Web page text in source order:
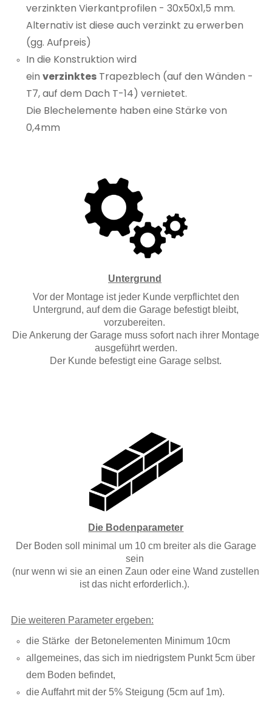
verzinkten Vierkantprofilen - 30x50x1,5 mm.
Alternativ ist diese auch verzinkt zu erwerben
(gg. Aufpreis)
In die Konstruktion wird
ein verzinktesTrapezblech (auf den Wänden -
T7, auf dem Dach T-14) vernietet.
Die Blechelemente haben eine Stärke von
0,4mm
Untergrund
Vor der Montage ist jeder Kunde verpflichtet den
Untergrund, auf dem die Garage befestigt bleibt,
vorzubereiten.
Die Ankerung der Garage muss sofort nach ihrer Montage
ausgeführt werden.
Der Kunde befestigt eine Garage selbst.
Die Bodenparameter
Der Boden soll minimal um 10 cm breiter als die Garage
sein
(nur wenn wi sie an einen Zaunoder eine Wand zustellen
ist das nicht erforderlich.).
Die weiteren Parameter ergeben:
die Stärke der Betonelementen Minimum 10cm
allgemeines, das sich im niedrigstem Punkt 5cm über
dem Boden befindet,
die Auffahrt mit der 5% Steigung (5cm auf 1m).